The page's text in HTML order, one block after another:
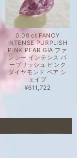
0.09 ct FANCY
INTENSE PURPLISH
PINK PEAR GIA ファ
ンシー インテンス パ
ープリッシュ ピンク
ダイヤモンド ペア シ
ェイプ
¥611,722